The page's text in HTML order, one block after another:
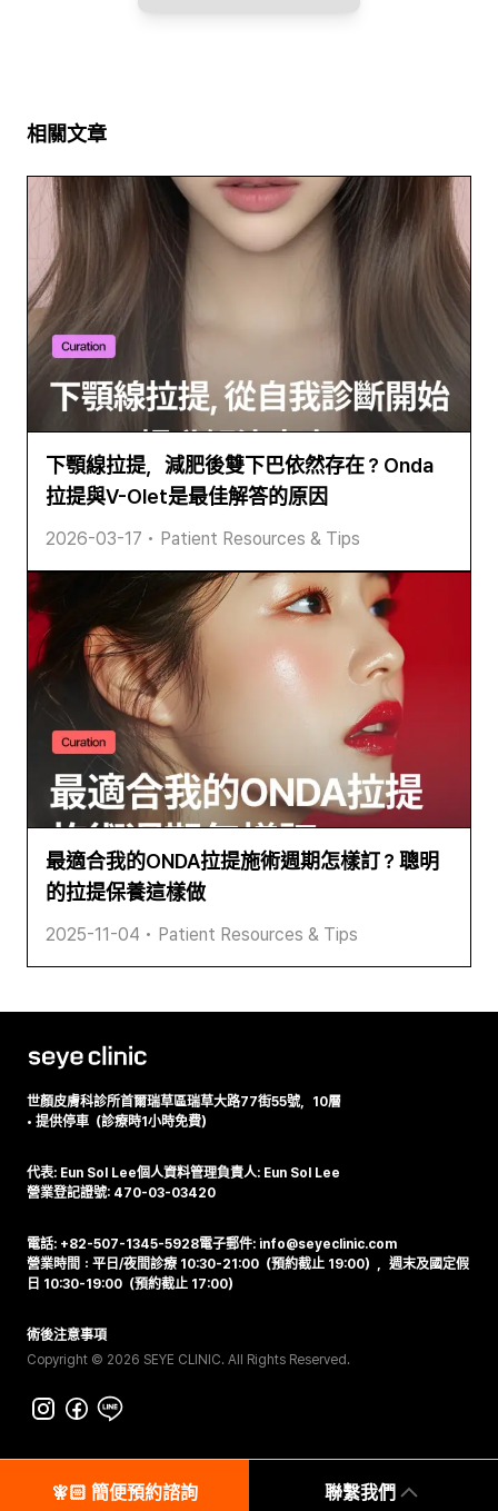
相關文章
下顎線拉提，減肥後雙下巴依然存在？Onda
拉提與V-Olet是最佳解答的原因
2026-03-17 • Patient Resources & Tips
最適合我的ONDA拉提施術週期怎樣訂？聰明
的拉提保養這樣做
2025-11-04 • Patient Resources & Tips
世顏皮膚科診所首爾瑞草區瑞草大路77街55號，10層
• 提供停車（診療時1小時免費）
代表: Eun Sol Lee個人資料管理負責人: Eun Sol Lee
營業登記證號: 470-03-03420
電話: +82-507-1345-5928電子郵件: info@seyeclinic.com
營業時間：平日/夜間診療 10:30-21:00（預約截止 19:00），週末及國定假
日 10:30-19:00（預約截止 17:00）
術後注意事項
Copyright © 2026 SEYE CLINIC. All Rights Reserved.
🧚🏻‍️ 簡便預約諮詢 聯繫我們